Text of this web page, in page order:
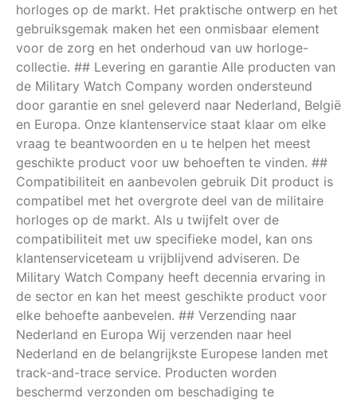
horloges op de markt. Het praktische ontwerp en het
gebruiksgemak maken het een onmisbaar element
voor de zorg en het onderhoud van uw horloge-
collectie. ## Levering en garantie Alle producten van
de Military Watch Company worden ondersteund
door garantie en snel geleverd naar Nederland, België
en Europa. Onze klantenservice staat klaar om elke
vraag te beantwoorden en u te helpen het meest
geschikte product voor uw behoeften te vinden. ##
Compatibiliteit en aanbevolen gebruik Dit product is
compatibel met het overgrote deel van de militaire
horloges op de markt. Als u twijfelt over de
compatibiliteit met uw specifieke model, kan ons
klantenserviceteam u vrijblijvend adviseren. De
Military Watch Company heeft decennia ervaring in
de sector en kan het meest geschikte product voor
elke behoefte aanbevelen. ## Verzending naar
Nederland en Europa Wij verzenden naar heel
Nederland en de belangrijkste Europese landen met
track-and-trace service. Producten worden
beschermd verzonden om beschadiging te